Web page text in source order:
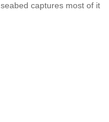
seabed captures most of it